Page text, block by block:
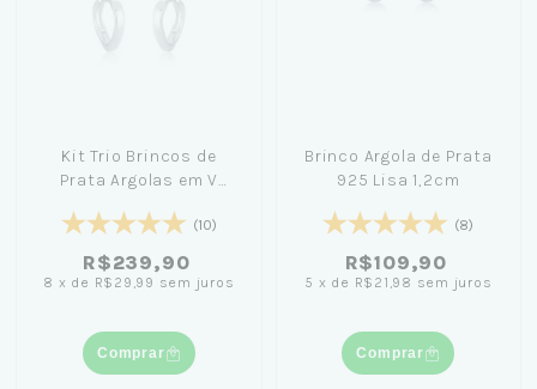
Kit Trio Brincos de
Prata Argolas em V
(10)
R$239,90
8 x de R$29,99 sem juros
Comprar
Brinco Argola de Prata
925 Lisa 1,2cm
(8)
R$109,90
5 x de R$21,98 sem juros
Comprar